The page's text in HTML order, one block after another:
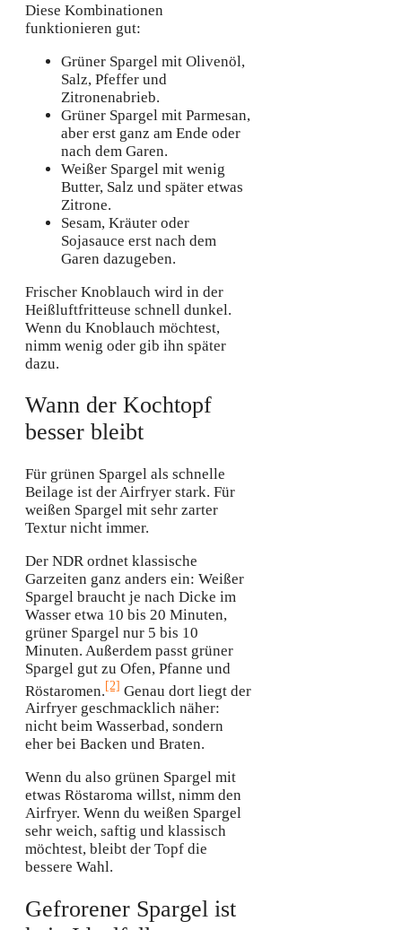
Diese Kombinationen
funktionieren gut:
Grüner Spargel mit Olivenöl,
Salz, Pfeffer und
Zitronenabrieb.
Grüner Spargel mit Parmesan,
aber erst ganz am Ende oder
nach dem Garen.
Weißer Spargel mit wenig
Butter, Salz und später etwas
Zitrone.
Sesam, Kräuter oder
Sojasauce erst nach dem
Garen dazugeben.
Frischer Knoblauch wird in der
Heißluftfritteuse schnell dunkel.
Wenn du Knoblauch möchtest,
nimm wenig oder gib ihn später
dazu.
Wann der Kochtopf
besser bleibt
Für grünen Spargel als schnelle
Beilage ist der Airfryer stark. Für
weißen Spargel mit sehr zarter
Textur nicht immer.
Der NDR ordnet klassische
Garzeiten ganz anders ein: Weißer
Spargel braucht je nach Dicke im
Wasser etwa 10 bis 20 Minuten,
grüner Spargel nur 5 bis 10
Minuten. Außerdem passt grüner
Spargel gut zu Ofen, Pfanne und
Röstaromen.[2] Genau dort liegt der
Airfryer geschmacklich näher:
nicht beim Wasserbad, sondern
eher bei Backen und Braten.
Wenn du also grünen Spargel mit
etwas Röstaroma willst, nimm den
Airfryer. Wenn du weißen Spargel
sehr weich, saftig und klassisch
möchtest, bleibt der Topf die
bessere Wahl.
Gefrorener Spargel ist